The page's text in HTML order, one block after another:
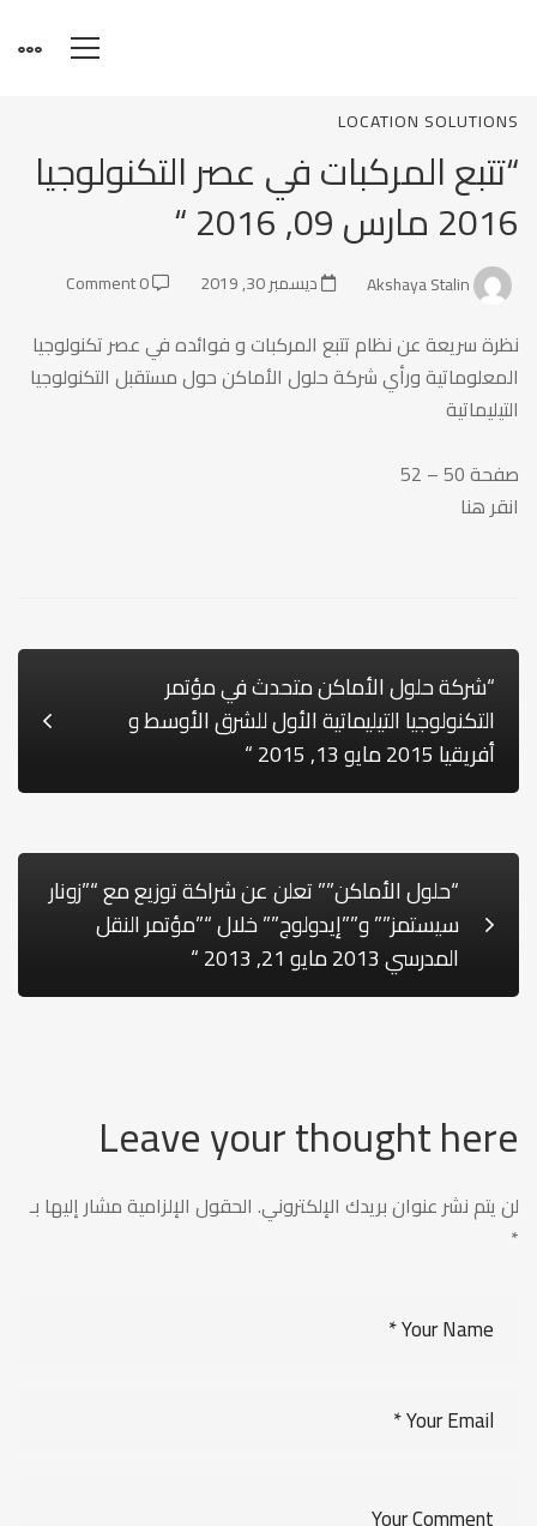
“تتبع
المركبات
في
عصر
التكنولوجيا
2016
مارس
09,
2016
“
LOCATION SOLUTIONS
“تتبع المركبات في عصر التكنولوجيا
2016 مارس 09, 2016 “
ديسمبر 30, 2019 0 Comment
نظرة سريعة عن نظام تتبع المركبات و فوائده في عصر تكنولوجيا
المعلوماتية ورأي شركة حلول الأماكن حول مستقبل التكنولوجيا
التيليماتية
صفحة 50 – 52
انقر هنا
“شركة حلول الأماكن متحدث في مؤتمر
التكنولوجيا التيليماتية الأول للشرق الأوسط و
أفريقيا 2015 مايو 13, 2015 “
“حلول الأماكن”” تعلن عن شراكة توزيع مع “”زونار
سيستمز”” و””إيدولوج”” خلال “”مؤتمر النقل
المدرسي 2013 مايو 21, 2013 “
Leave your thought here
لن يتم نشر عنوان بريدك الإلكتروني. الحقول الإلزامية مشار إليها بـ
*